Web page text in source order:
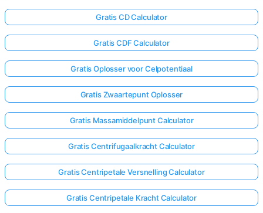
Gratis CD Calculator
Gratis CDF Calculator
Gratis Oplosser voor Celpotentiaal
Gratis Zwaartepunt Oplosser
Gratis Massamiddelpunt Calculator
Gratis Centrifugaalkracht Calculator
Gratis Centripetale Versnelling Calculator
Gratis Centripetale Kracht Calculator